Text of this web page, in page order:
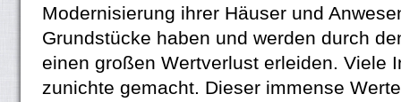
Modernisierung ihrer Häuser und
Grundstücke haben und werden durch
einen großen Wertverlust erleiden. Viele
zunichte gemacht. Dieser immense